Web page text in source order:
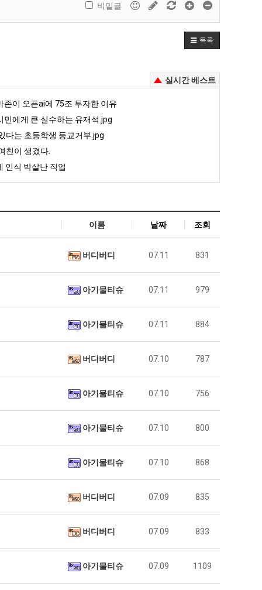
비밀글
목록
실시간 베스트
존이 오픈ai에 75조 투자한 이유
민에게 큰 실수하는 유재석.jpg
다는 초등학생 등교거부.jpg
친이 생겼다.
인식 박살난 직업
이름 날짜 조회
버디버디 07.11 831
아기물티슈 07.11 979
아기물티슈 07.11 884
버디버디 07.10 787
아기물티슈 07.10 756
아기물티슈 07.10 800
아기물티슈 07.10 868
버디버디 07.09 835
버디버디 07.09 833
아기물티슈 07.09 1109